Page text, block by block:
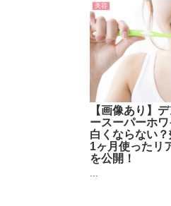
美容
【画像あり】
ースーパーホ
白くならない
1ヶ月使ったリ
を公開！